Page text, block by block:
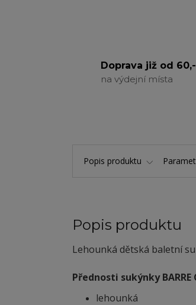
Doprava již od 60,-
na výdejní místa
Popis produktu
Popis produktu
Lehounká dětská baletní
Přednosti sukýnky BARRE
lehounká